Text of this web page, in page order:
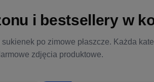
i bestsellery w
po zimowe płaszcze. Każda
zdjęcia produktowe.